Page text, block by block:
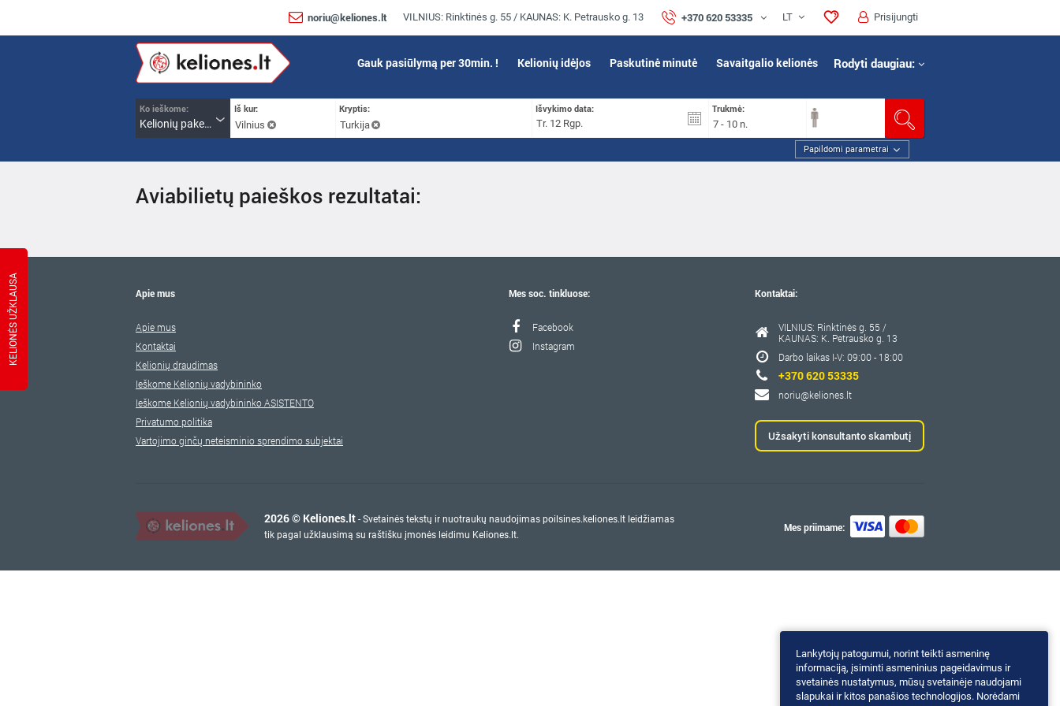
noriu@keliones.lt VILNIUS: Rinktinės g. 55 / KAUNAS: K. Petrausko g. 13 +370 620 53335 LT Prisijungti
Gauk pasiūlymą per 30min. ! Kelionių idėjos Paskutinė minutė Savaitgalio kelionės Rodyti daugiau:
Ko ieškome:
Kelionių paketai
Iš kur:
Vilnius
Kryptis:
Turkija
Išvykimo data:
Trukmė:
7 - 10 n.
Papildomi parametrai
Aviabilietų paieškos rezultatai:
Apie mus
Apie mus
Kontaktai
Kelionių draudimas
Ieškome Kelionių vadybininko
Ieškome Kelionių vadybininko ASISTENTO
Privatumo politika
Vartojimo ginčų neteisminio sprendimo subjektai
Mes soc. tinkluose:
Facebook
Instagram
Kontaktai:
VILNIUS: Rinktinės g. 55 /
KAUNAS: K. Petrausko g. 13
Darbo laikas I-V: 09:00 - 18:00
+370 620 53335
noriu@keliones.lt
Užsakyti konsultanto skambutį
2026 © Keliones.lt - Svetainės tekstų ir nuotraukų naudojimas poilsines.keliones.lt leidžiamas
tik pagal užklausimą su raštišku įmonės leidimu Keliones.lt.
Mes priimame:
Lankytojų patogumui, norint teikti asmeninę
informaciją, įsiminti asmeninius pageidavimus ir
svetainės nustatymus, mūsų svetainėje naudojami
slapukai ir kitos panašios technologijos. Norėdami
KELIONĖS UŽKLAUSA